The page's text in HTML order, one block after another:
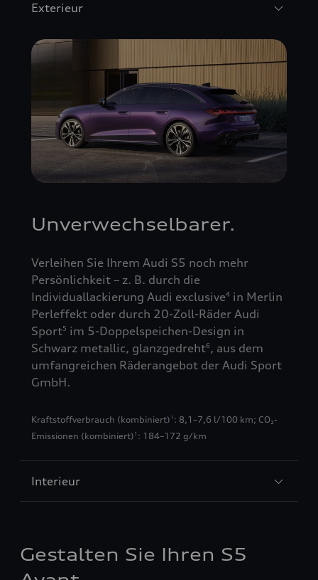
Exterieur
Unverwechselbarer.
Verleihen Sie Ihrem Audi S5 noch mehr
Persönlichkeit – z. B. durch die
Individuallackierung Audi exclusive4 in Merlin
Perleffekt oder durch 20-Zoll-Räder Audi
Sport5 im 5-Doppelspeichen-Design in
Schwarz metallic, glanzgedreht6, aus dem
umfangreichen Räderangebot der Audi Sport
GmbH.
Kraftstoffverbrauch (kombiniert) 1 : 8,1–7,6 l/100 km; CO₂-
Emissionen (kombiniert) 1 : 184–172 g/km
Interieur
Gestalten Sie Ihren S5